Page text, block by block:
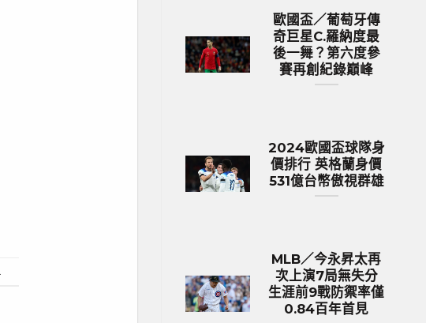
歐國盃／葡萄牙傳
奇巨星C.羅納度最
後一舞？第六度參
賽再創紀錄巔峰
2024歐國盃球隊身
價排行 英格蘭身價
531億台幣傲視群雄
MLB／今永昇太再
次上演7局無失分
生涯前9戰防禦率僅
0.84百年首見